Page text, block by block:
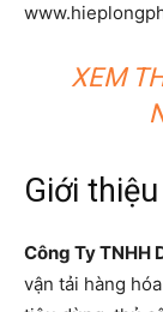
XEM
Giới
Công Ty TNHH
vận tải hàng